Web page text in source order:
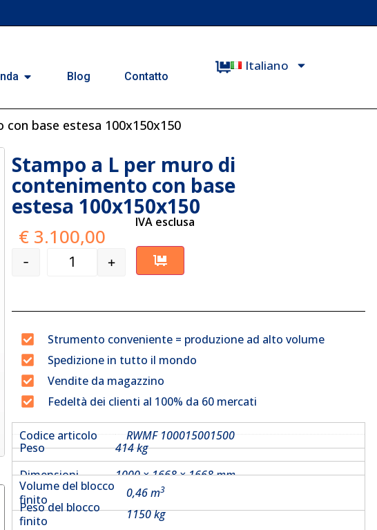
Blog Contatto
Italiano
base estesa 100x150x150
Stampo a L per muro di
contenimento con base
estesa 100x150x150
€ 3.100,00
IVA esclusa
- +
Strumento conveniente = produzione ad alto volume
Spedizione in tutto il mondo
Vendite da magazzino
Fedeltà dei clienti al 100% da 60 mercati
Codice articolo
RWMF 100015001500
Peso
414 kg
Dimensioni
1000 × 1668 × 1668 mm
Volume del blocco
finito
0,46 m3
Peso del blocco
finito
1150 kg